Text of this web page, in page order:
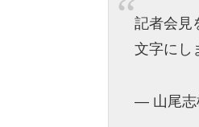
記者会見
文字にし
— 山尾志